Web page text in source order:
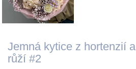
Jemná kytice z hortenzií a
růží #2